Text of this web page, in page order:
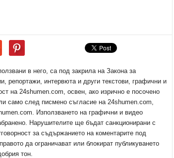
в него, са под закрила на Закона за
репортажи, интервюта и други текстови, графични и
на 24shumen.com, освен, ако изрично е посочено
само след писмено съгласие на 24shumen.com,
Използването на графични и видео
Нарушителите ще бъдат санкционирани с
за съдържанието на коментарите под
да ограничават или блокират публикуването
тон.